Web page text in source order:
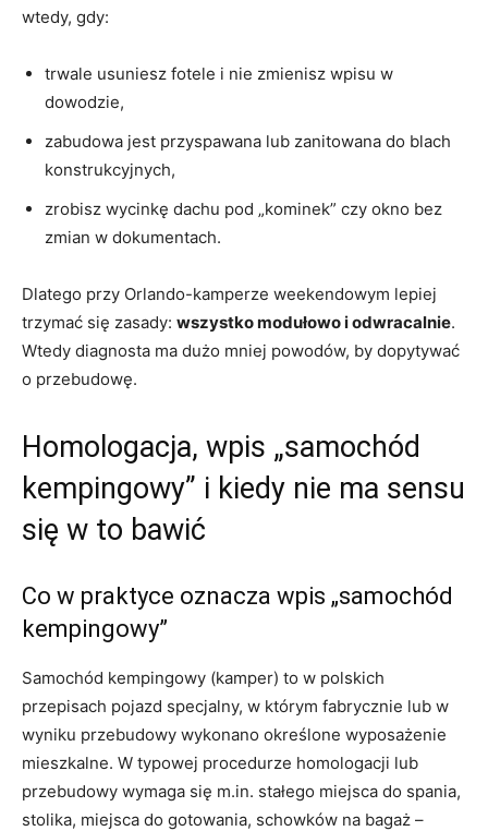
wtedy, gdy:
trwale usuniesz fotele i nie zmienisz wpisu w
dowodzie,
zabudowa jest przyspawana lub zanitowana do blach
konstrukcyjnych,
zrobisz wycinkę dachu pod „kominek” czy okno bez
zmian w dokumentach.
Dlatego przy Orlando-kamperze weekendowym lepiej
trzymać się zasady: wszystko modułowo i odwracalnie.
Wtedy diagnosta ma dużo mniej powodów, by dopytywać
o przebudowę.
Homologacja, wpis „samochód
kempingowy” i kiedy nie ma sensu
się w to bawić
Co w praktyce oznacza wpis „samochód
kempingowy”
Samochód kempingowy (kamper) to w polskich
przepisach pojazd specjalny, w którym fabrycznie lub w
wyniku przebudowy wykonano określone wyposażenie
mieszkalne. W typowej procedurze homologacji lub
przebudowy wymaga się m.in. stałego miejsca do spania,
stolika, miejsca do gotowania, schowków na bagaż –